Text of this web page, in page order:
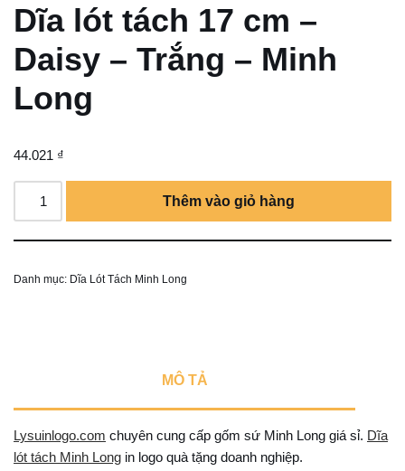
Dĩa lót tách 17 cm –
Daisy – Trắng – Minh
Long
44.021 ₫
Thêm vào giỏ hàng
Danh mục: Dĩa Lót Tách Minh Long
MÔ TẢ
Lysuinlogo.com chuyên cung cấp gốm sứ Minh Long giá sỉ. Dĩa
lót tách Minh Long in logo quà tặng doanh nghiệp.